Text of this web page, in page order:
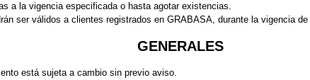
a la vigencia especificada o hasta agotar existencias.
ser válidos a clientes registrados en GRABASA, durante la vigencia
GENERALES
está sujeta a cambio sin previo aviso.